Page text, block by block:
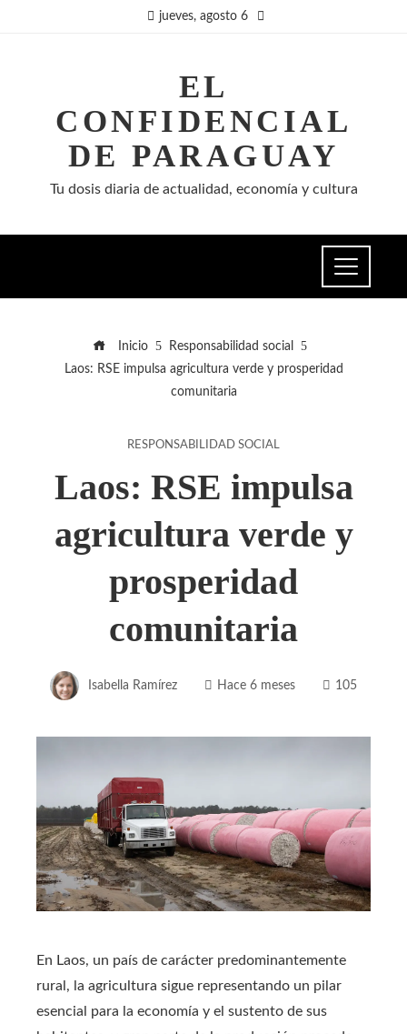
jueves, agosto 6
EL
CONFIDENCIAL
DE PARAGUAY
Tu dosis diaria de actualidad, economía y cultura
Inicio
Responsabilidad social
Laos: RSE impulsa agricultura verde y prosperidad
comunitaria
RESPONSABILIDAD SOCIAL
Laos: RSE impulsa
agricultura verde y
prosperidad
comunitaria
Isabella Ramírez Hace 6 meses 105
En Laos, un país de carácter predominantemente
rural, la agricultura sigue representando un pilar
esencial para la economía y el sustento de sus